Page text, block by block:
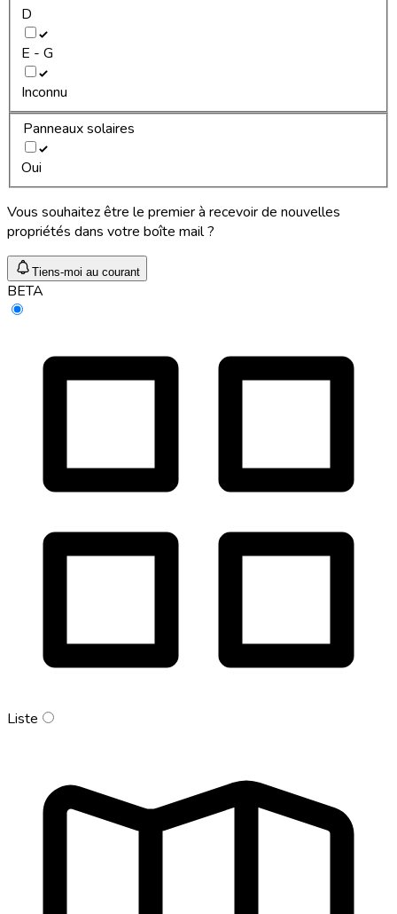
D
E - G
Inconnu
Panneaux solaires
Oui
Vous souhaitez être le premier à recevoir de nouvelles
propriétés dans votre boîte mail ?
Tiens-moi au courant
BETA
Liste